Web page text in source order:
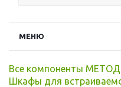
МЕНЮ
Все компоненты МЕТОД
Шкафы для